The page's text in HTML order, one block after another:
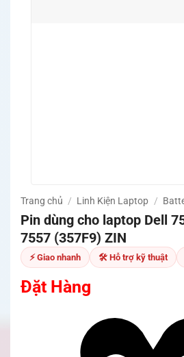
Trang chủ / Linh Kiện Laptop /
Pin dùng cho laptop Dell
7557 (357F9) ZIN
⚡ Giao nhanh 🛠 Hỗ trợ kỹ thuật
Đặt Hàng